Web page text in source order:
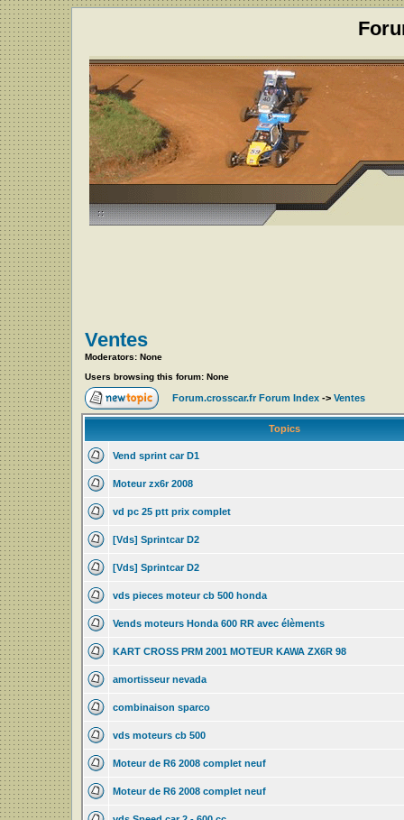
Ventes
Moderators: None
Users browsing this forum: None
Forum.crosscar.fr Forum Index -> Ventes
Topics
Vend sprint car D1
Moteur zx6r 2008
vd pc 25 ptt prix complet
[Vds] Sprintcar D2
[Vds] Sprintcar D2
vds pieces moteur cb 500 honda
Vends moteurs Honda 600 RR avec élèments
KART CROSS PRM 2001 MOTEUR KAWA ZX6R 98
amortisseur nevada
combinaison sparco
vds moteurs cb 500
Moteur de R6 2008 complet neuf
Moteur de R6 2008 complet neuf